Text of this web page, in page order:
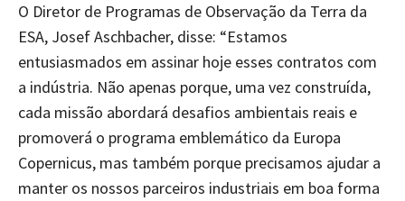
O Diretor de Programas de Observação da Terra da
ESA, Josef Aschbacher, disse: “Estamos
entusiasmados em assinar hoje esses contratos com
a indústria. Não apenas porque, uma vez construída,
cada missão abordará desafios ambientais reais e
promoverá o programa emblemático da Europa
Copernicus, mas também porque precisamos ajudar a
manter os nossos parceiros industriais em boa forma